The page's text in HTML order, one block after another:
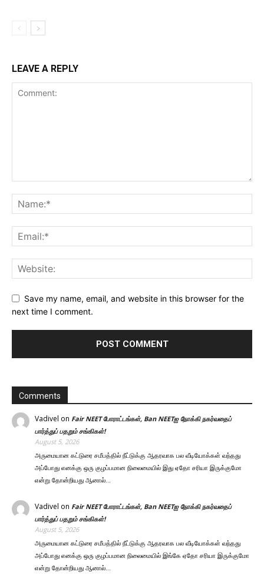
LEAVE A REPLY
Save my name, email, and website in this browser for the
next time I comment.
Comments
Vadivel on Fair NEET போராட்டங்கள், Ban NEETஐ நோக்கி நகர்வதைப்
பார்த்துப் பதறும் சங்கிகள்!
August 5, 2026
அருமையான கட்டுரை சமீபத்தில் நீட்டுக்கு ஆதரவாக பல வீடியோக்கள் வந்தது
அப்போது எனக்கு ஒரு குழப்பமான நிலைமையில் இது ஏதோ சரியா இருக்குமோ
என்று தோன்றியது ஆனால்…
Vadivel on Fair NEET போராட்டங்கள், Ban NEETஐ நோக்கி நகர்வதைப்
பார்த்துப் பதறும் சங்கிகள்!
August 5, 2026
அருமையான கட்டுரை சமீபத்தில் நீட்டுக்கு ஆதரவாக பல வீடியோக்கள் வந்தது
அப்போது எனக்கு ஒரு குழப்பமான நிலைமையில் இங்கே ஏதோ சரியா இருக்குமோ
என்று தோன்றியது ஆனால்…